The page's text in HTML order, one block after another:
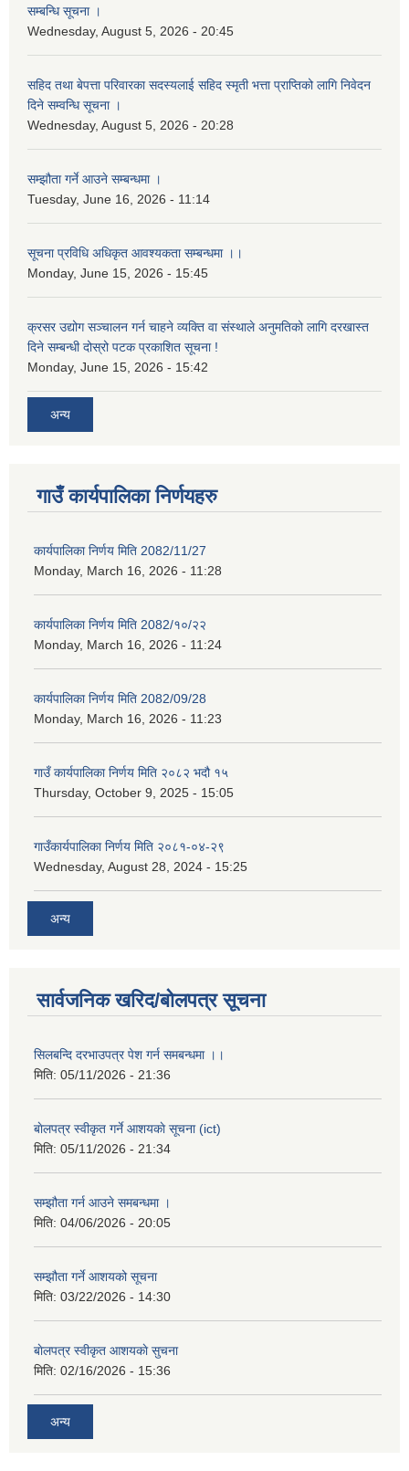
सम्बन्धि सूचना ।
Wednesday, August 5, 2026 - 20:45
सहिद तथा बेपत्ता परिवारका सदस्यलाई सहिद स्मृती भत्ता प्राप्तिको लागि निवेदन
दिने सम्वन्धि सूचना ।
Wednesday, August 5, 2026 - 20:28
सम्झौता गर्ने आउने सम्बन्धमा ।
Tuesday, June 16, 2026 - 11:14
सूचना प्रविधि अधिकृत आवश्यकता सम्बन्धमा ।।
Monday, June 15, 2026 - 15:45
क्रसर उद्योग सञ्चालन गर्न चाहने व्यक्ति वा संस्थाले अनुमतिको लागि दरखास्त
दिने सम्बन्धी दोस्रो पटक प्रकाशित सूचना !
Monday, June 15, 2026 - 15:42
अन्य
गाउँ कार्यपालिका निर्णयहरु
कार्यपालिका निर्णय मिति 2082/11/27
Monday, March 16, 2026 - 11:28
कार्यपालिका निर्णय मिति 2082/१०/२२
Monday, March 16, 2026 - 11:24
कार्यपालिका निर्णय मिति 2082/09/28
Monday, March 16, 2026 - 11:23
गाउँ कार्यपालिका निर्णय मिति २०८२ भदौ १५
Thursday, October 9, 2025 - 15:05
गाउँकार्यपालिका निर्णय मिति २०८१-०४-२९
Wednesday, August 28, 2024 - 15:25
अन्य
सार्वजनिक खरिद/बोलपत्र सूचना
सिलबन्दि दरभाउपत्र पेश गर्न समबन्धमा ।।
मिति: 05/11/2026 - 21:36
बाेलपत्र स्वीकृत गर्ने आशयकाे सूचना (ict)
मिति: 05/11/2026 - 21:34
सम्झौता गर्न आउने समबन्धमा ।
मिति: 04/06/2026 - 20:05
सम्झौता गर्ने आशयको सूचना
मिति: 03/22/2026 - 14:30
बाेलपत्र स्वीकृत आशयकाे सुचना
मिति: 02/16/2026 - 15:36
अन्य